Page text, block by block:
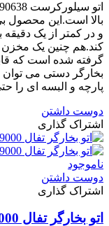
و در کمتر از یک دقیقه
گرفته شده است که
بخارگر دستی می توان
پارچه و البسه ای را
دوست داشتن
اشتراک گذاری
ناموجود
دوست داشتن
اشتراک گذاری
اتو بخارگر تفال DV9000